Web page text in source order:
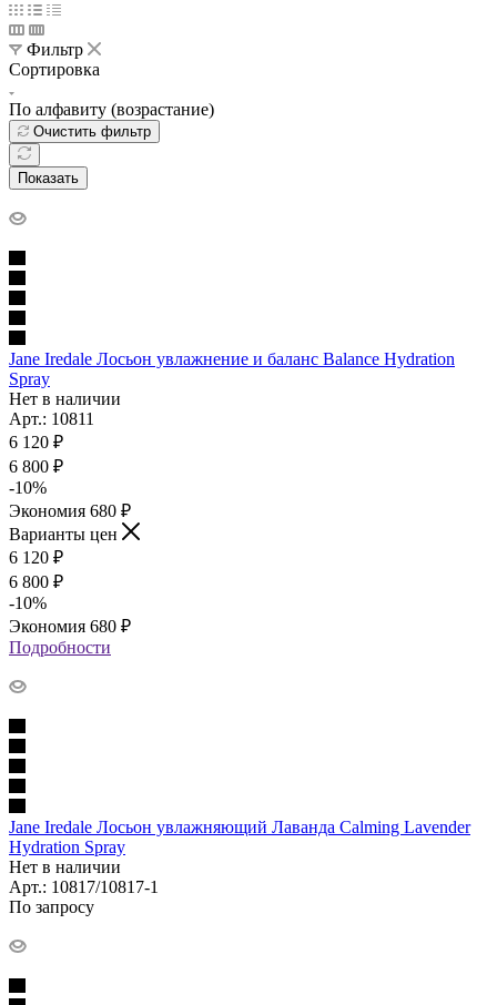
Фильтр
Сортировка
По алфавиту (возрастание)
Очистить фильтр
Показать
Jane Iredale Лосьон увлажнение и баланс Balance Hydration
Spray
Нет в наличии
Арт.: 10811
6 120 ₽
6 800 ₽
-10%
Экономия 680 ₽
Варианты цен
6 120 ₽
6 800 ₽
-10%
Экономия 680 ₽
Подробности
Jane Iredale Лосьон увлажняющий Лаванда Calming Lavender
Hydration Spray
Нет в наличии
Арт.: 10817/10817-1
По запросу